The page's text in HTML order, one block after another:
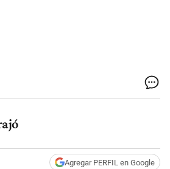
Agregar PERFIL en Google